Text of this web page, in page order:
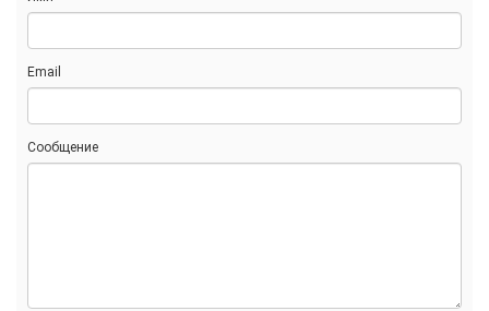
Email
Сообщение